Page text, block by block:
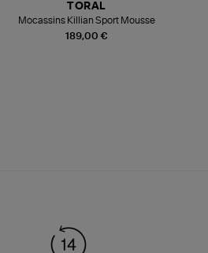
189,00 €
TORAL
Mocassins Killian Sport Mousse